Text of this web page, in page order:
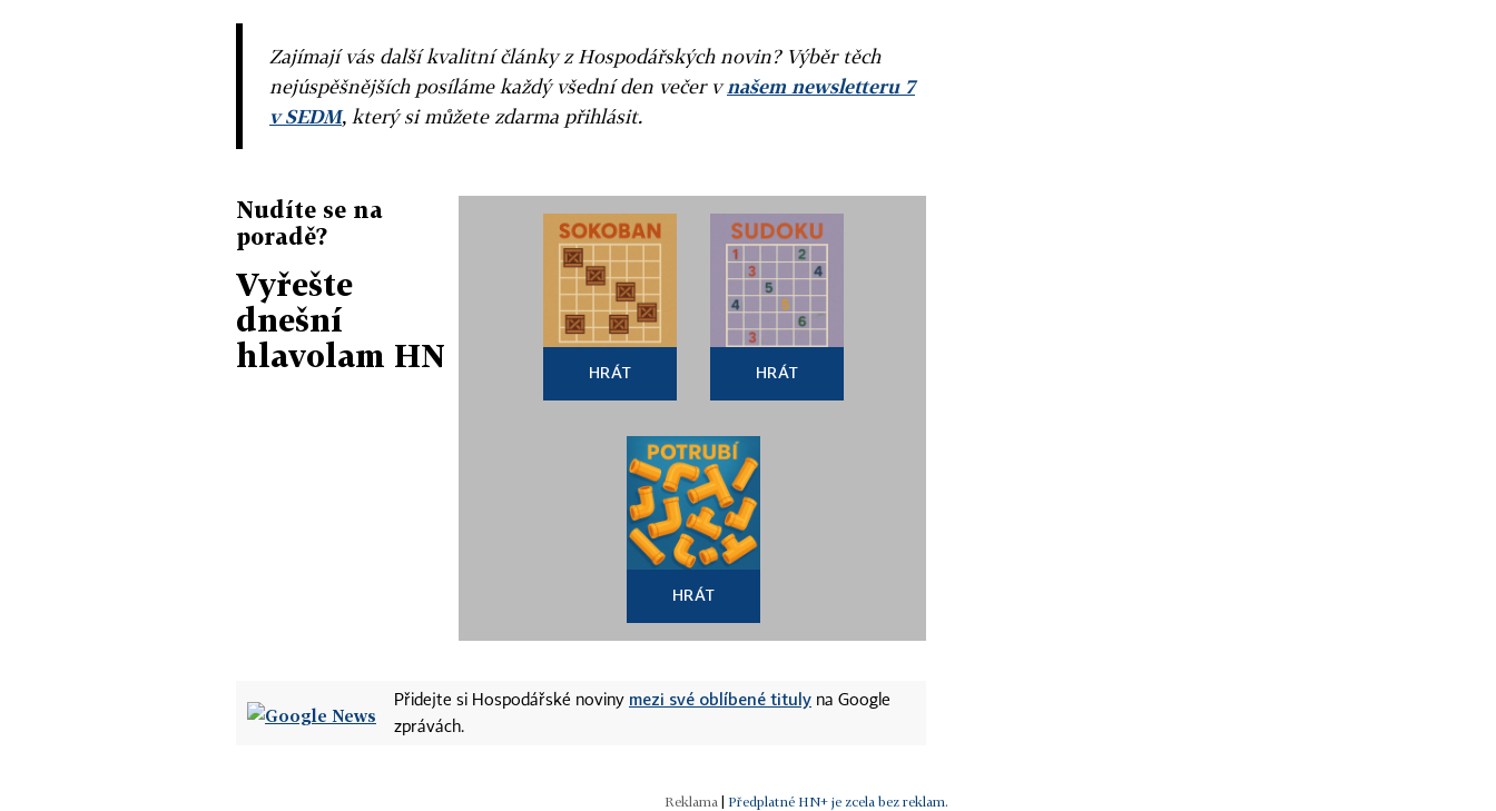
Zajímají vás další kvalitní články z Hospodářských novin? Výběr těch
nejúspěšnějších posíláme každý všední den večer vnašem newsletteru 7
v SEDM, který si můžete zdarma přihlásit.
Nudíte se na
poradě?
Vyřešte
dnešní
hlavolam HN
HRÁT HRÁT
HRÁT
Přidejte si Hospodářské noviny mezi své oblíbené tituly na Google
zprávách.
| Předplatné HN+ je zcela bez reklam.